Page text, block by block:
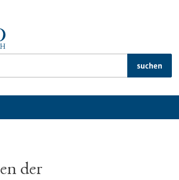
suchen
der